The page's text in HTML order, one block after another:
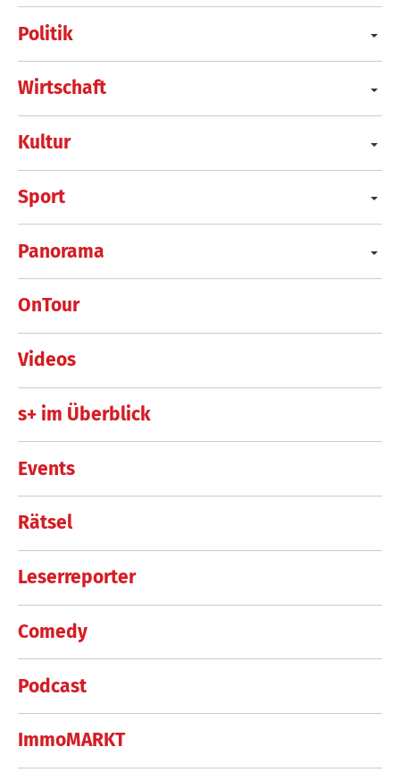
Politik
Wirtschaft
Kultur
Sport
Panorama
OnTour
Videos
s+ im Überblick
Events
Rätsel
Leserreporter
Comedy
Podcast
ImmoMARKT